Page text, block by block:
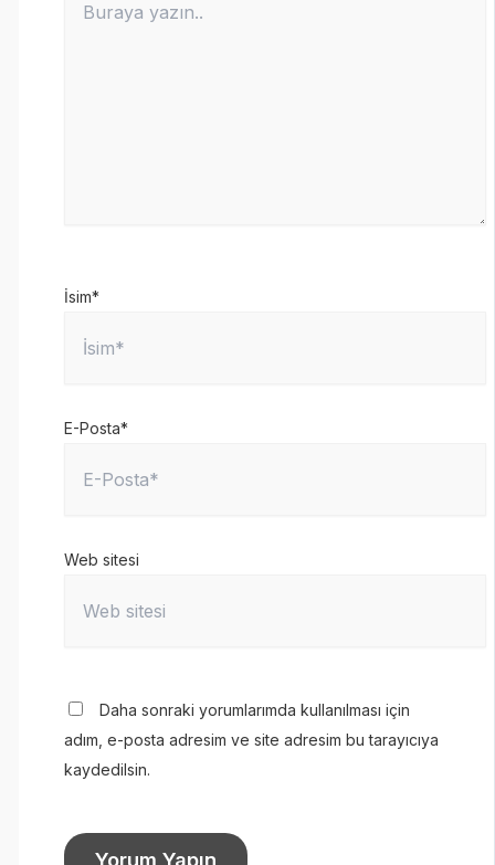
İsim*
E-Posta*
Web sitesi
Daha sonraki yorumlarımda kullanılması için
adım, e-posta adresim ve site adresim bu tarayıcıya
kaydedilsin.